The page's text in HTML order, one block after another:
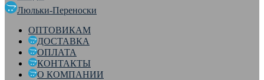
Люльки-Переноски
ОПТОВИКАМ
ДОСТАВКА
ОПЛАТА
КОНТАКТЫ
О КОМПАНИИ